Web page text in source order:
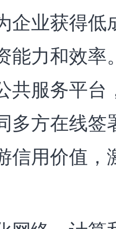
企业获得低
能力和效率
共服务平台
多方在线签
信用价值，